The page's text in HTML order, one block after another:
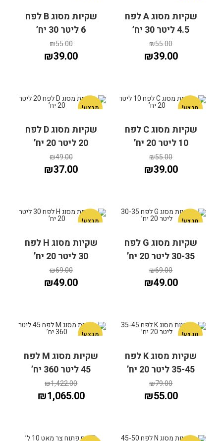
הוספה לסל הוספה לסל
הוספה לסל הוספה לסל
הוספה לסל
שקיות מסוג A לפח
4.5 ליטר 30 יח’
₪55.00
₪39.00
הוספה לסל
שקיות מסוג B לפח
6 ליטר 30 יח’
₪55.00
₪39.00
מבצע!
הוספה לסל
שקיות מסוג C לפח
10 ליטר 20 יח’
₪55.00
₪39.00
מבצע!
הוספה לסל
שקיות מסוג D לפח
20 ליטר 20 יח’
₪49.00
₪37.00
מבצע!
שקיות מסוג G לפח
30-35 ליטר 20 יח’
₪69.00
₪49.00
מבצע!
שקיות מסוג H לפח
30 ליטר 20 יח’
₪69.00
₪49.00
מבצע!
שקיות מסוג K לפח
35-45 ליטר 20 יח’
₪79.00
₪55.00
מבצע!
שקיות מסוג M לפח
45 ליטר 360 יח’
₪1,422.00
₪1,065.00